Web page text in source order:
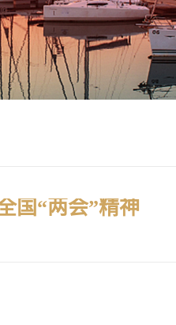
国“两会”精神